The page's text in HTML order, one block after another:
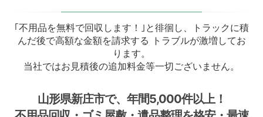
｢不用品を無料で回収します！｣と徘徊し、トラックに積
んだ後で高額な金額を請求する トラブルが激増してお
ります。
当社ではお見積後の追加料金等一切ございません。
山形県新庄市で、年間5,000件以上！